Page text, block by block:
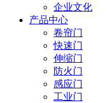
企业文化
产品中心
卷帘门
快速门
伸缩门
防火门
感应门
工业门